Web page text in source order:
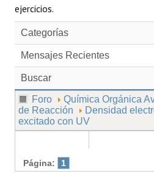
ejercicios.
Categorías
Mensajes Recientes
Buscar
Foro Química Orgánica
de Reacción
Densidad
excitado con UV
Página: 1